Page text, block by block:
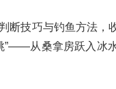
技巧与钓鱼方法，
”——从桑拿房跃入冰